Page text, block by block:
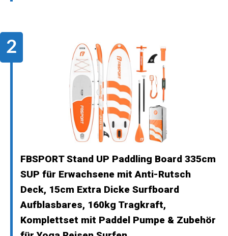
FBSPORT Stand UP Paddling Board 335cm
SUP für Erwachsene mit Anti-Rutsch
Deck, 15cm Extra Dicke Surfboard
Aufblasbares, 160kg Tragkraft,
Komplettset mit Paddel Pumpe & Zubehör